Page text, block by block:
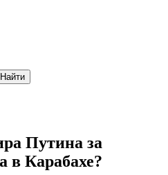
Путина за
в Карабахе?